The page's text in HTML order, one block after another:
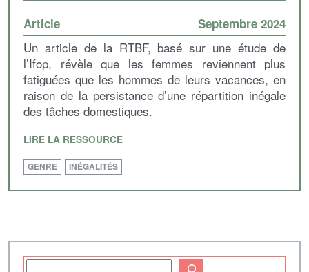
Article Septembre 2024
Un article de la RTBF, basé sur une étude de
l’Ifop, révèle que les femmes reviennent plus
fatiguées que les hommes de leurs vacances, en
raison de la persistance d’une répartition inégale
des tâches domestiques.
LIRE LA RESSOURCE
GENRE INÉGALITÉS